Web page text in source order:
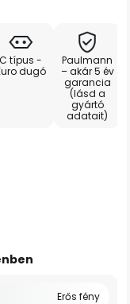
C típus -
dugó
Paulmann
– akár 5 év
garancia
(lásd a
gyártó
adatait)
Erős fény